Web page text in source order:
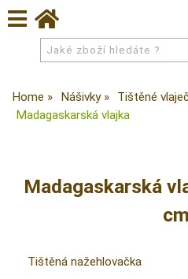
Home Nášivky Tištěné
Madagaskarská vlajka
Madagaskarská
cm
Tištěná nažehlovačka